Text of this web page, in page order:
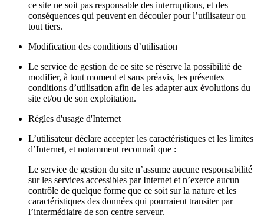
ce site ne soit pas responsable des interruptions, et des
conséquences qui peuvent en découler pour l’utilisateur ou
tout tiers.
Modification des conditions d’utilisation
Le service de gestion de ce site se réserve la possibilité de
modifier, à tout moment et sans préavis, les présentes
conditions d’utilisation afin de les adapter aux évolutions du
site et/ou de son exploitation.
Règles d'usage d'Internet
L’utilisateur déclare accepter les caractéristiques et les limites
d’Internet, et notamment reconnaît que :
Le service de gestion du site n’assume aucune responsabilité
sur les services accessibles par Internet et n’exerce aucun
contrôle de quelque forme que ce soit sur la nature et les
caractéristiques des données qui pourraient transiter par
l’intermédiaire de son centre serveur.